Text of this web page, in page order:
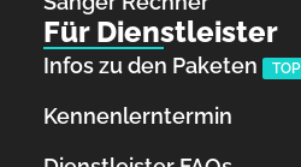
Für Dienstleister
Infos zu den Paketen TOP
Kennenlerntermin